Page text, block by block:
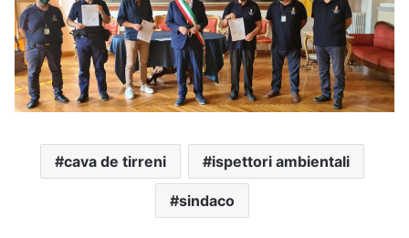
cava de tirreni ispettori ambientali
sindaco